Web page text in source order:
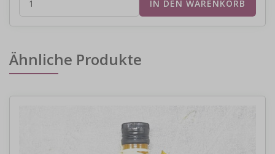
Ähnliche Produkte